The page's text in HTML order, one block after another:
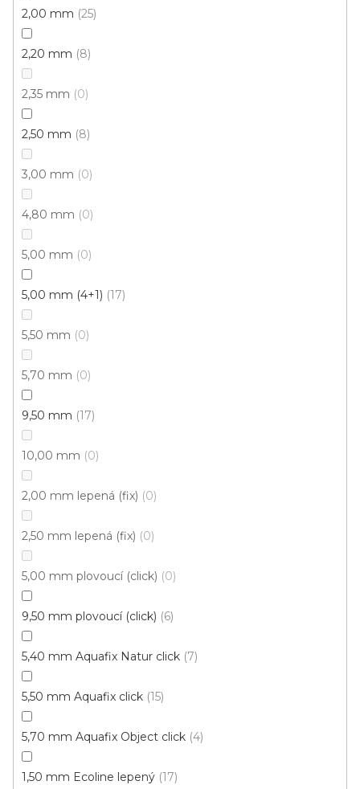
2,00 mm 25
2,20 mm 8
2,35 mm 0
2,50 mm 8
3,00 mm 0
4,80 mm 0
5,00 mm 0
5,00 mm (4+1) 17
5,50 mm 0
5,70 mm 0
9,50 mm 17
10,00 mm 0
2,00 mm lepená (fix) 0
2,50 mm lepená (fix) 0
5,00 mm plovoucí (click) 0
9,50 mm plovoucí (click) 6
5,40 mm Aquafix Natur click 7
5,50 mm Aquafix click 15
5,70 mm Aquafix Object click 4
1,50 mm Ecoline lepený 17
Vinylová podlaha PALLADIUM 40 French Oak
Light Doprodej
od 398 Kč/ m2
599 Kč
Click (plovoucí)
Vinylová podlaha PALLADIUM 40 Grace Oak
Greige
Skladem externě, odesíláme do 2-3 dnů
od
599 Kč
Click (plovoucí)